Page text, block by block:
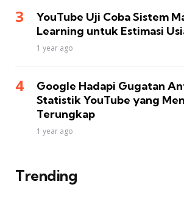
YouTube Uji Coba Sistem
Learning untuk Estimasi
1 year ago
Google Hadapi Gugatan
Statistik YouTube yang
Terungkap
1 year ago
Trending